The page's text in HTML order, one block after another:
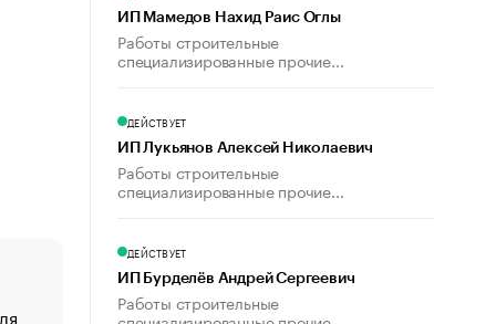
«От спорта тело стареет иначе». Как живет глава
ИП Мамедов Нахид Раис Оглы
Работы строительные
специализированные прочие...
ДЕЙСТВУЕТ
ИП Лукьянов Алексей Николаевич
Работы строительные
специализированные прочие...
ДЕЙСТВУЕТ
ИП Бурделёв Андрей Сергеевич
Работы строительные